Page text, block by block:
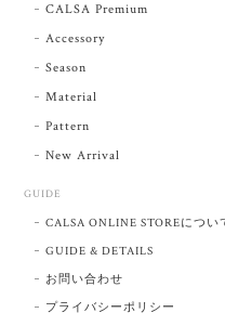
CALSA Premium
Accessory
Season
Material
Pattern
New Arrival
GUIDE
CALSA ONLINE STOREについ
GUIDE & DETAILS
お問い合わせ
プライバシーポリシー